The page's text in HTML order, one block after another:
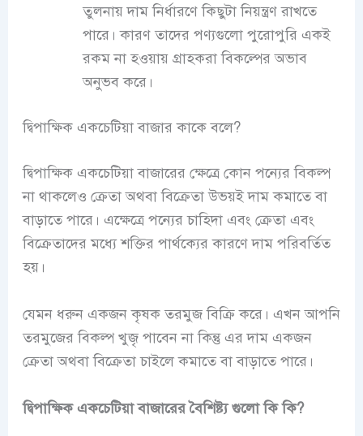
তুলনায় দাম নির্ধারণে কিছুটা নিয়ন্ত্রণ রাখতে
পারে। কারণ তাদের পণ্যগুলো পুরোপুরি একই
রকম না হওয়ায় গ্রাহকরা বিকল্পের অভাব
অনুভব করে।
দ্বিপাক্ষিক একচেটিয়া বাজার কাকে বলে?
দ্বিপাক্ষিক একচেটিয়া বাজারের ক্ষেত্রে কোন পন্যের বিকল্প
না থাকলেও ক্রেতা অথবা বিক্রেতা উভয়ই দাম কমাতে বা
বাড়াতে পারে। এক্ষেত্রে পন্যের চাহিদা এবং ক্রেতা এবং
বিক্রেতাদের মধ্যে শক্তির পার্থক্যের কারণে দাম পরিবর্তিত
হয়।
যেমন ধরুন একজন কৃষক তরমুজ বিক্রি করে। এখন আপনি
তরমুজের বিকল্প খুজৃ পাবেন না কিন্তু এর দাম একজন
ক্রেতা অথবা বিক্রেতা চাইলে কমাতে বা বাড়াতে পারে।
দ্বিপাক্ষিক একচেটিয়া বাজারের বৈশিষ্ট্য গুলো কি কি?